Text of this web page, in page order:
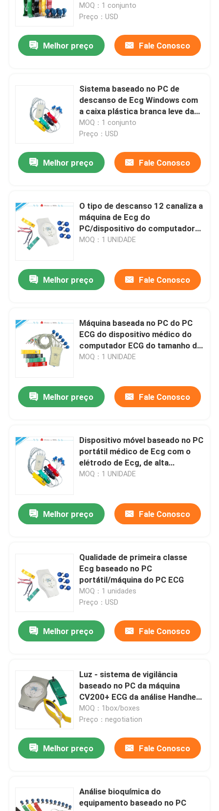
Quem Somos
Contatos
Produtos
máquina handheld do ecg
Máquina de IPad ECG
Máquina móvel de ECG
máquina do ecg da casa
Máquina de Holter ECG
Máquina do teste de esforço ECG
Máquina baseada no PC de ECG
Monitoração ambulatória de ECG
registrador cinzento do ECG de
USB
MOQ：1 conjunto
Preço：USD
Melhor preço Fale Conosco
Sistema baseado no PC de
descanso de Ecg Windows com
a caixa plástica branca leve da
aquisição
MOQ：1 conjunto
Preço：USD
Melhor preço Fale Conosco
O tipo de descanso 12 canaliza a
máquina de Ecg do
PC/dispositivo do computador
ECG para médico
MOQ：1 UNIDADE
Melhor preço Fale Conosco
Máquina baseada no PC do PC
ECG do dispositivo médico do
computador ECG do tamanho da
alameda da ligação do cinza 12
MOQ：1 UNIDADE
Melhor preço Fale Conosco
Dispositivo móvel baseado no PC
portátil médico de Ecg com o
elétrodo de Ecg, de alta
resolução
MOQ：1 UNIDADE
Melhor preço Fale Conosco
Qualidade de primeira classe
Ecg baseado no PC
portátil/máquina do PC ECG
MOQ：1 unidades
Preço：USD
Melhor preço Fale Conosco
Luz - sistema de vigilância
baseado no PC da máquina
CV200+ ECG da análise Handheld
cinzenta ECG
MOQ：1box/boxes
Preço：negotiation
Melhor preço Fale Conosco
Análise bioquímica do
equipamento baseado no PC